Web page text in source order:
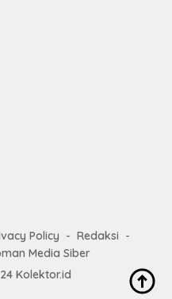
Policy
Redaksi
Media Siber
Kolektor.id